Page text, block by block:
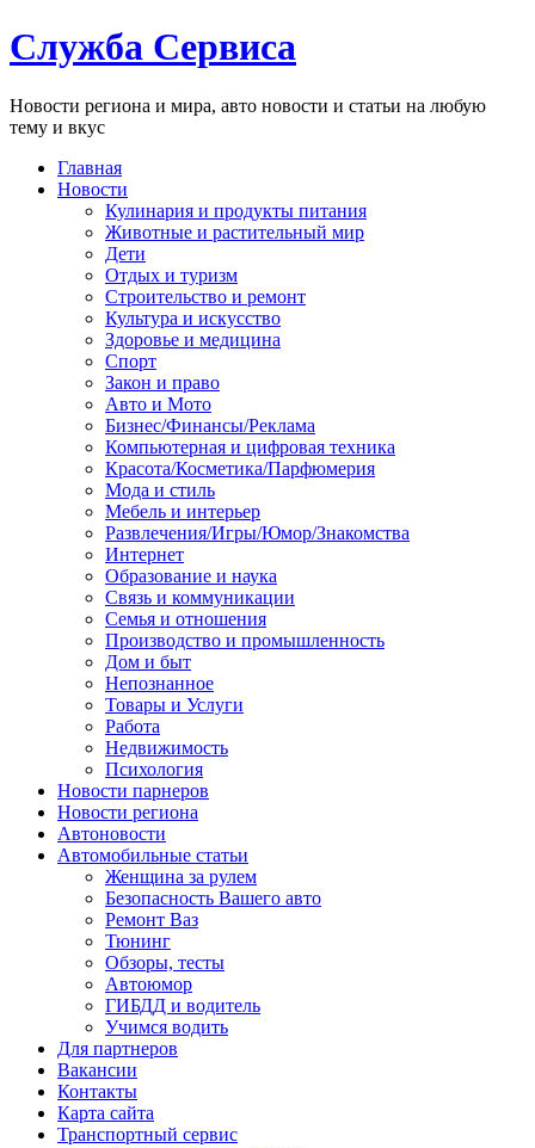
Служба Сервиса
Новости региона и мира, авто новости и статьи на любую
тему и вкус
Главная
Новости
Кулинария и продукты питания
Животные и растительный мир
Дети
Отдых и туризм
Строительство и ремонт
Культура и искусство
Здоровье и медицина
Спорт
Закон и право
Авто и Мото
Бизнес/Финансы/Реклама
Компьютерная и цифровая техника
Красота/Косметика/Парфюмерия
Мода и стиль
Мебель и интерьер
Развлечения/Игры/Юмор/Знакомства
Интернет
Образование и наука
Связь и коммуникации
Семья и отношения
Производство и промышленность
Дом и быт
Непознанное
Товары и Услуги
Работа
Недвижимость
Психология
Новости парнеров
Новости региона
Автоновости
Автомобильные статьи
Женщина за рулем
Безопасность Вашего авто
Ремонт Ваз
Тюнинг
Обзоры, тесты
Автоюмор
ГИБДД и водитель
Учимся водить
Для партнеров
Вакансии
Контакты
Карта сайта
Транспортный сервис